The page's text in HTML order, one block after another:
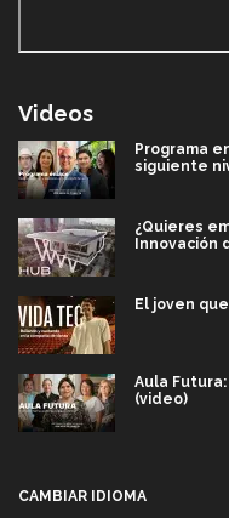
Videos
Programa
siguiente
¿Quieres
Innovación
El joven
Aula
(video)
CAMBIAR IDIOMA